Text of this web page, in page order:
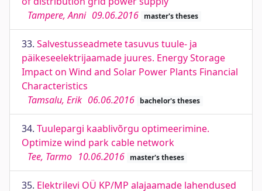
Tampere, Anni 09.06.2016 master's theses
33. Salvestusseadmete tasuvus tuule- ja
päikeseelektrijaamade juures. Energy Storage
Impact on Wind and Solar Power Plants Financial
Characteristics
Tamsalu, Erik 06.06.2016 bachelor's theses
34. Tuulepargi kaablivõrgu optimeerimine.
Optimize wind park cable network
Tee, Tarmo 10.06.2016 master's theses
35. Elektrilevi OÜ KP/MP alajaamade lahendused